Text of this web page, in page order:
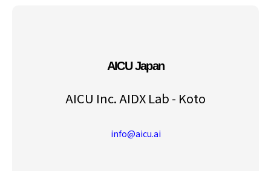
AICU Japan
AICU Inc. AIDX Lab - Koto
info@aicu.ai